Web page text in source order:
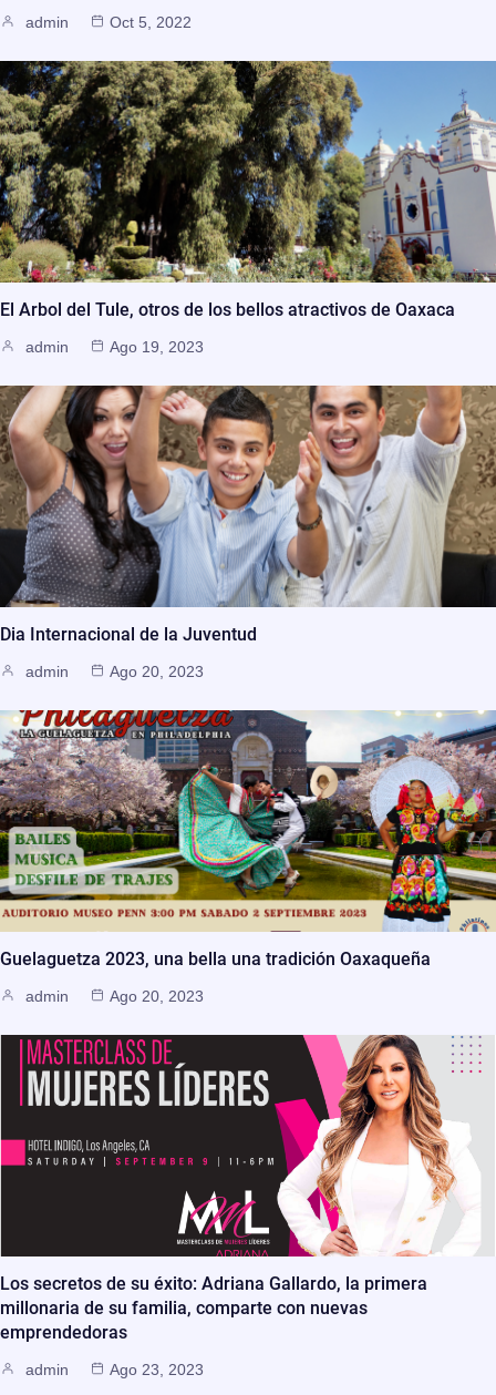
admin Oct 5, 2022
El Arbol del Tule, otros de los bellos atractivos de Oaxaca
admin Ago 19, 2023
Dia Internacional de la Juventud
admin Ago 20, 2023
Guelaguetza 2023, una bella una tradición Oaxaqueña
admin Ago 20, 2023
Los secretos de su éxito: Adriana Gallardo, la primera
millonaria de su familia, comparte con nuevas
emprendedoras
admin Ago 23, 2023